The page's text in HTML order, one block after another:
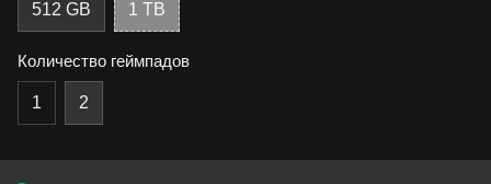
512 GB 1 TB
Количество геймпадов
1 2